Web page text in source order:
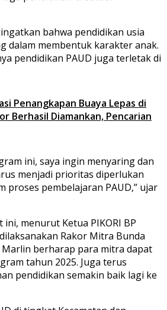
bahwa pendidikan usia
dalam membentuk karakter anak.
pendidikan PAUD juga terletak di
Penangkapan Buaya Lepas di
Berhasil Diamankan, Pencarian
ini, saya ingin menyaring dan
menjadi prioritas diperlukan
proses pembelajaran PAUD,” ujar
menurut Ketua PIKORI BP
Rakor Mitra Bunda
Marlin berharap para mitra dapat
tahun 2025. Juga terus
pendidikan semakin baik lagi ke